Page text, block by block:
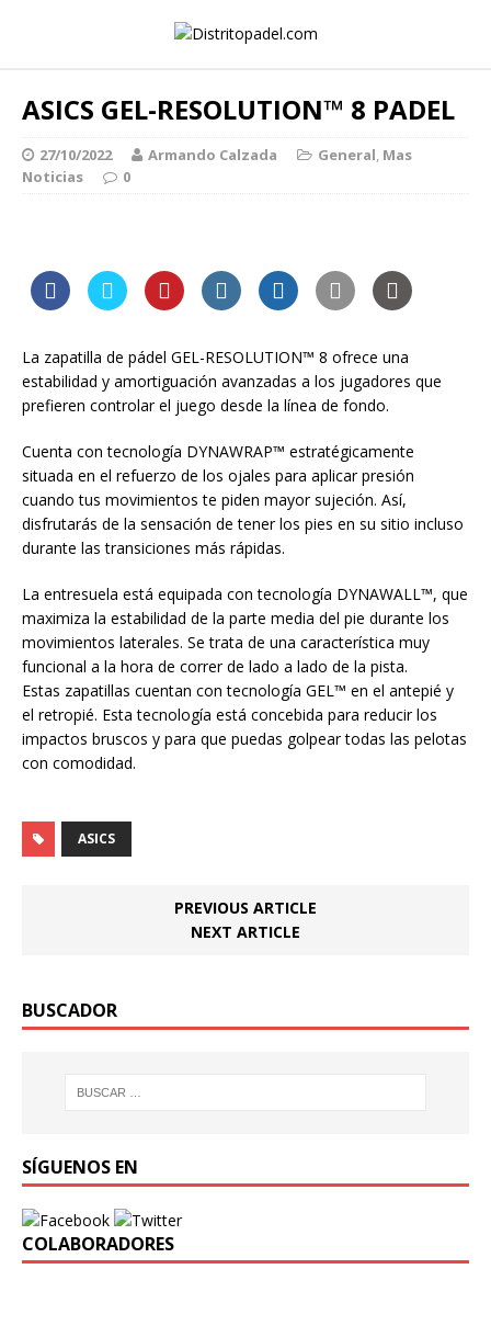
ASICS GEL-RESOLUTION™ 8 PADEL
27/10/2022 Armando Calzada General, Mas
Noticias
0
La zapatilla de pádel GEL-RESOLUTION™ 8 ofrece una
estabilidad y amortiguación avanzadas a los jugadores que
prefieren controlar el juego desde la línea de fondo.
Cuenta con tecnología DYNAWRAP™ estratégicamente
situada en el refuerzo de los ojales para aplicar presión
cuando tus movimientos te piden mayor sujeción. Así,
disfrutarás de la sensación de tener los pies en su sitio incluso
durante las transiciones más rápidas.
La entresuela está equipada con tecnología DYNAWALL™, que
maximiza la estabilidad de la parte media del pie durante los
movimientos laterales. Se trata de una característica muy
funcional a la hora de correr de lado a lado de la pista.
Estas zapatillas cuentan con tecnología GEL™ en el antepié y
el retropié. Esta tecnología está concebida para reducir los
impactos bruscos y para que puedas golpear todas las pelotas
con comodidad.
ASICS
PREVIOUS ARTICLE
NEXT ARTICLE
BUSCADOR
SÍGUENOS EN
COLABORADORES